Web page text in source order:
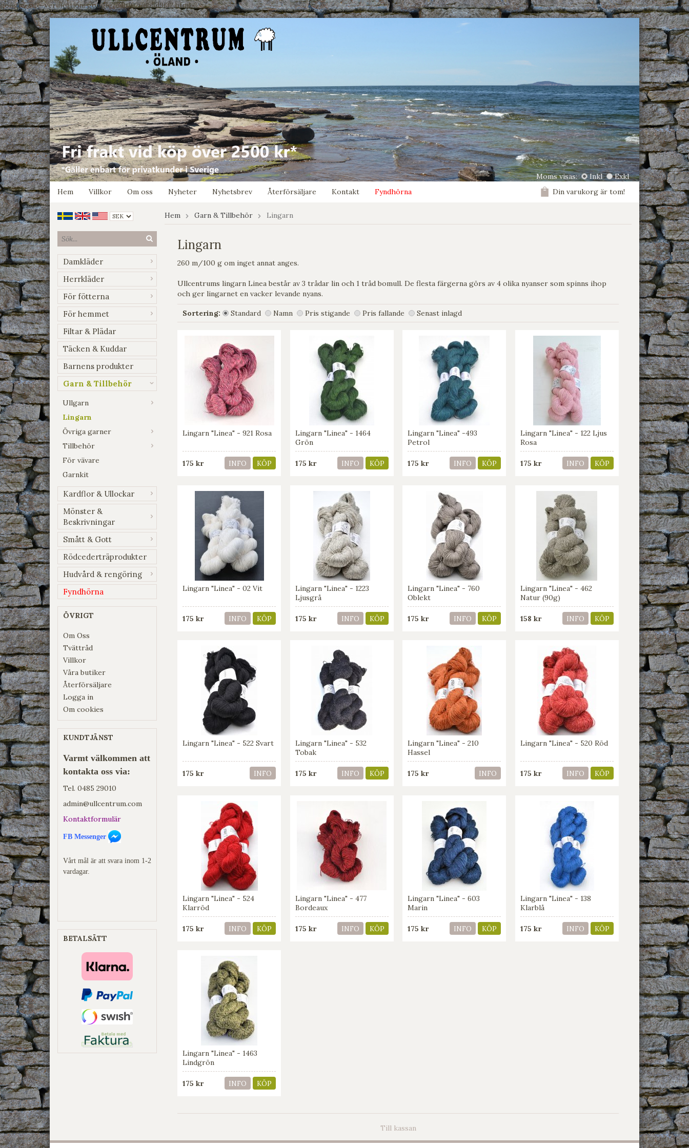
google-site-verification: google7e4b1026db5d9f32.html
Moms visas: Inkl
Exkl
Hem
Villkor Om oss Nyheter Nyhetsbrev Återförsäljare Kontakt Fyndhörna Din varukorg är tom!
Damkläder
Herrkläder
För fötterna
För hemmet
Filtar & Plädar
Täcken & Kuddar
Barnens produkter
Garn & Tillbehör
Ullgarn
Lingarn
Övriga garner
Tillbehör
För vävare
Garnkit
Kardflor & Ullockar
Mönster &
Beskrivningar
Smått & Gott
Rödcederträprodukter
Hudvård & rengöring
Fyndhörna
ÖVRIGT
Om Oss
Tvättråd
Villkor
Våra butiker
Återförsäljare
Logga in
Om cookies
KUNDTJÄNST
Varmt välkommen att
kontakta oss via:
Tel. 0485 29010
admin@ullcentrum.com
Kontaktformulär
FB Messenger
Vårt mål är att svara inom 1-2
vardagar.
BETALSÄTT
Hem Garn & Tillbehör Lingarn
Lingarn
260 m/100 g om inget annat anges.
Ullcentrums lingarn Linea består av 3 trådar lin och 1 tråd bomull. De flesta färgerna görs av 4 olika nyanser som spinns ihop
och ger lingarnet en vacker levande nyans.
Sortering: Standard Namn Pris stigande Pris fallande Senast inlagd
Lingarn "Linea" - 921 Rosa
175 kr INFO KÖP
Lingarn "Linea" - 1464
Grön
175 kr INFO KÖP
Lingarn "Linea" -493
Petrol
175 kr INFO KÖP
Lingarn "Linea" - 122 Ljus
Rosa
175 kr INFO KÖP
Lingarn "Linea" - 02 Vit
175 kr INFO KÖP
Lingarn "Linea" - 1223
Ljusgrå
175 kr INFO KÖP
Lingarn "Linea" - 760
Oblekt
175 kr INFO KÖP
Lingarn "Linea" - 462
Natur (90g)
158 kr INFO KÖP
Lingarn "Linea" - 522 Svart
175 kr INFO
Lingarn "Linea" - 532
Tobak
175 kr INFO KÖP
Lingarn "Linea" - 210
Hassel
175 kr INFO
Lingarn "Linea" - 520 Röd
175 kr INFO KÖP
Lingarn "Linea" - 524
Klarröd
175 kr INFO KÖP
Lingarn "Linea" - 477
Bordeaux
175 kr INFO KÖP
Lingarn "Linea" - 603
Marin
175 kr INFO KÖP
Lingarn "Linea" - 138
Klarblå
175 kr INFO KÖP
Lingarn "Linea" - 1463
Lindgrön
175 kr INFO KÖP
Till kassan